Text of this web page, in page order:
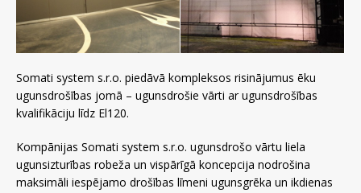
Somati system s.r.o. piedāvā kompleksos risinājumus ēku
ugunsdrošības jomā – ugunsdrošie vārti ar ugunsdrošības
kvalifikāciju līdz El120.
Kompānijas Somati system s.r.o. ugunsdrošo vārtu liela
ugunsizturības robeža un vispārīgā koncepcija nodrošina
maksimāli iespējamo drošības līmeni ugunsgrēka un ikdienas